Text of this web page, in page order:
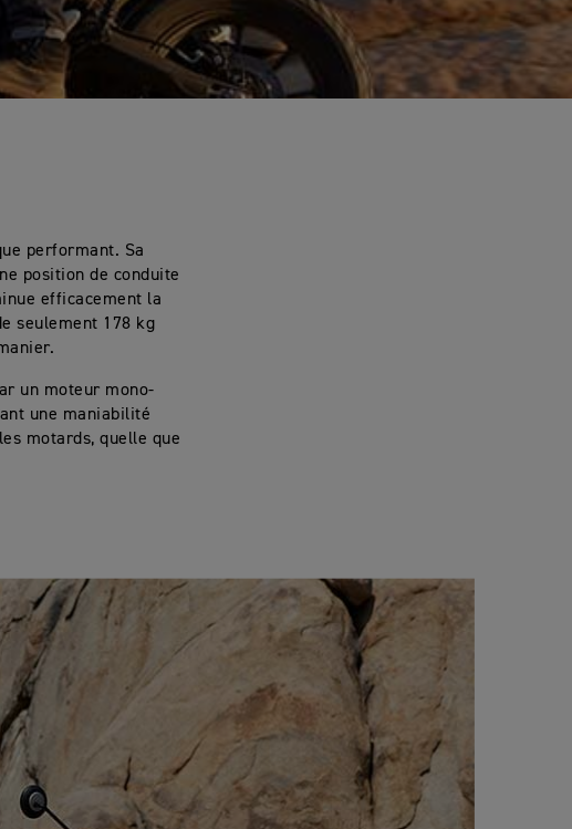
performant. Sa
position de conduite
efficacement la
seulement 178 kg
un moteur mono-
une maniabilité
motards, quelle que